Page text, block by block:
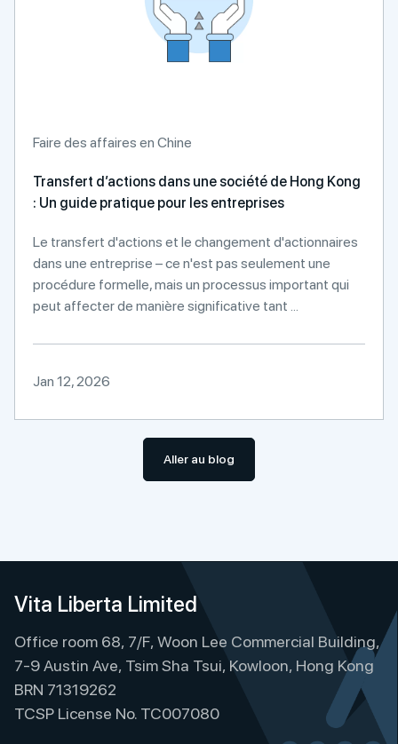
Faire des affaires en Chine
Transfert d’actions dans une société de Hong Kong
: Un guide pratique pour les entreprises
Le transfert d'actions et le changement d'actionnaires
dans une entreprise – ce n'est pas seulement une
procédure formelle, mais un processus important qui
peut affecter de manière significative tant ...
Jan 12, 2026
Aller au blog
Vita Liberta Limited
Office room 68, 7/F, Woon Lee Commercial Building,
7-9 Austin Ave, Tsim Sha Tsui, Kowloon, Hong Kong
BRN 71319262
TCSP License No. TC007080